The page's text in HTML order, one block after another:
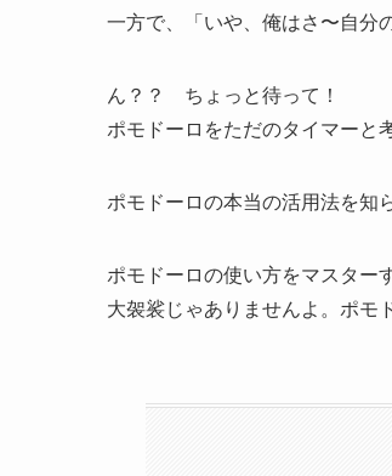
一方で、「いや、俺はさ〜自分
ん？？ ちょっと待って！
ポモドーロをただのタイマーと
ポモドーロの本当の活用法を
ポモドーロの使い方をマスター
大袈裟じゃありませんよ。ポモ